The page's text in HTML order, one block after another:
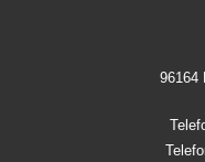
96164